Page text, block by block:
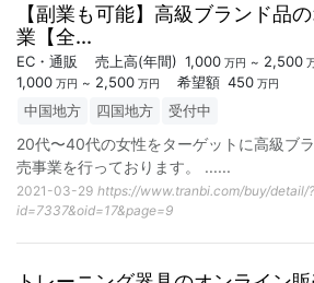
【副業も可能】高級ブランド品
業【全...
EC・通販 売上高(年間) 1,000 万円 ~ 2,500
1,000 万円 ~ 2,500 万円 希望額 450 万円
中国地方 四国地方 受付中
20代〜40代の女性をターゲットに高級ブ
売事業を行っております。 ......
2021-03-29 https://www.tranbi.com/buy/detail/?
id=7337&oid=17&page=9